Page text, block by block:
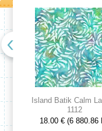
Island Batik Calm
1112
18.00 € (6 880.86